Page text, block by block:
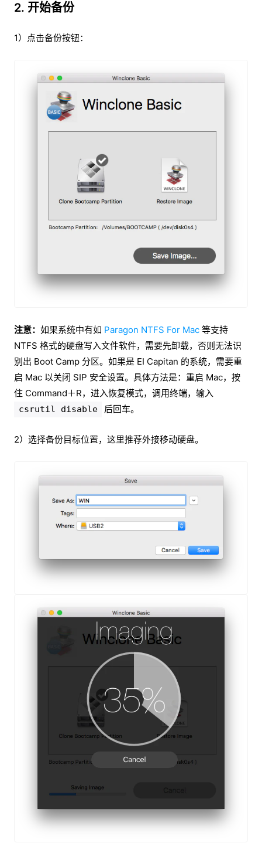
2. 开始备份
1）点击备份按钮：
注意： 如果系统中有如 Paragon NTFS For Mac 等支持
NTFS 格式的硬盘写入文件软件，需要先卸载，否则无法识
别出 Boot Camp 分区。如果是 EI Capitan 的系统，需要重
启 Mac 以关闭 SIP 安全设置。具体方法是：重启 Mac，按
住 Command＋R，进入恢复模式，调用终端，输入
csrutil disable 后回车。
2）选择备份目标位置，这里推荐外接移动硬盘。